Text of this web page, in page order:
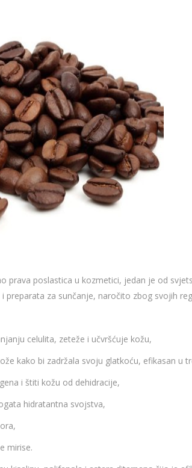
prava poslastica u kozmetici, jedan je od
preparata za sunčanje, naročito zbog svojih
celulita, zeteže i učvršćuje kožu,
kako bi zadržala svoju glatkoću, efikasan u
i štiti kožu od dehidracije,
hidratantna svojstva,
mirise.